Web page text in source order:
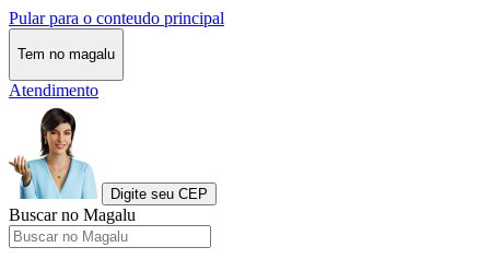
Pular para o conteudo principal
Tem no magalu
Atendimento
Digite seu CEP
Buscar no Magalu